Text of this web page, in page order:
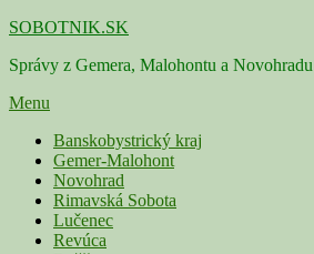
Skip
content
SOBOTNIK.SK
Správy z Gemera, Malohontu a Novohradu
Menu
Primárne
menu
Banskobystrický kraj
Gemer-Malohont
Novohrad
Rimavská Sobota
Lučenec
Revúca